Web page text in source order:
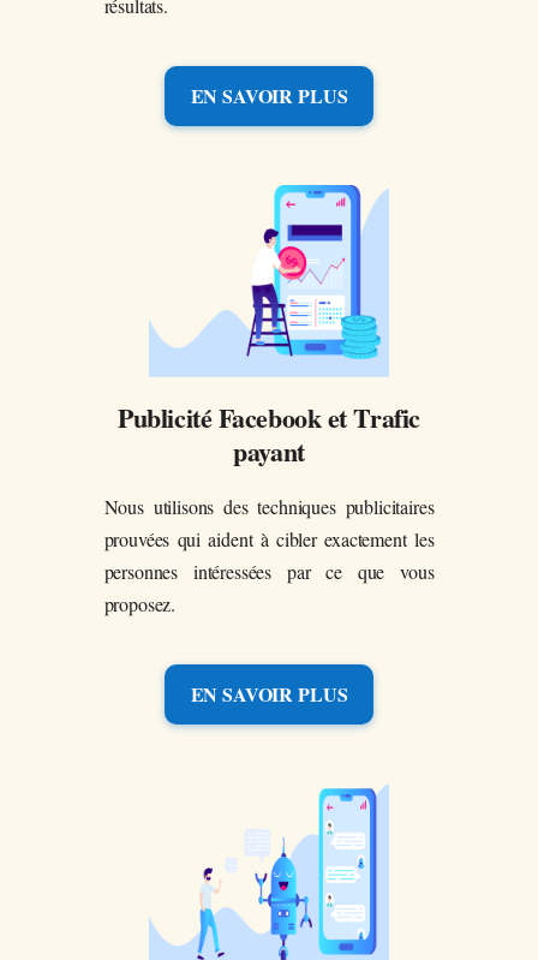
résultats.
EN SAVOIR PLUS
Publicité Facebook et Trafic
payant
Nous utilisons des techniques publicitaires
prouvées qui aident à cibler exactement les
personnes intéressées par ce que vous
proposez.
EN SAVOIR PLUS